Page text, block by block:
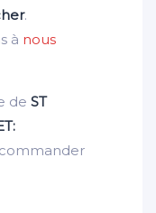
.
à nous
de ST